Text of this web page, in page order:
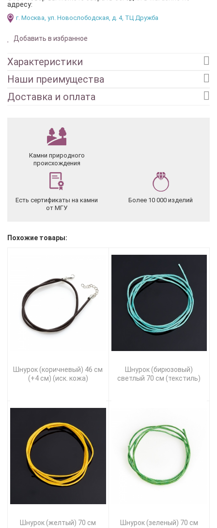
адресу:
г. Москва, ул. Новослободская, д. 4, ТЦ Дружба
Добавить в избранное
Характеристики
Наши преимущества
Доставка и оплата
Камни природного
происхождения
Есть сертификаты на камни
от МГУ
Более 10 000 изделий
Похожие товары:
Шнурок (коричневый) 46 см
(+4 см) (иск. кожа)
Шнурок (бирюзовый)
светлый 70 см (текстиль)
Шнурок (желтый) 70 см
Шнурок (зеленый) 70 см